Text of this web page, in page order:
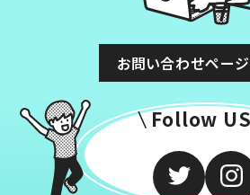
お問い合わせペー
Follow